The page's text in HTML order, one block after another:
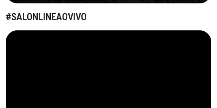
#SALONLINEAOVIVO